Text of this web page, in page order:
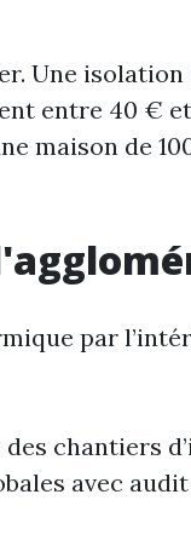
Une
entre 40 €
maison de
par
chantiers
avec